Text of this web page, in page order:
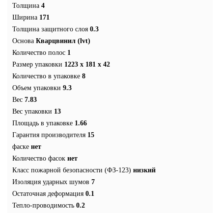
Толщина 4
Ширина 171
Толщина защитного слоя 0.3
Основа Кварцвинил (lvt)
Количество полос 1
Размер упаковки 1223 x 181 x 42
Количество в упаковке 8
Объем упаковки 9.3
Вес 7.83
Вес упаковки 13
Площадь в упаковке 1.66
Гарантия производителя 15
фаске нет
Количество фасок нет
Класс пожарной безопасности (ФЗ-123) низкий
Изоляция ударных шумов 7
Остаточная деформация 0.1
Тепло-проводимость 0.2